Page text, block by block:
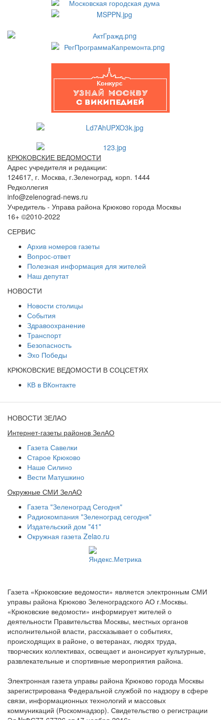
КРЮКОВСКИЕ ВЕДОМОСТИ
Адрес учредителя и редакции:
124617, г. Москва, г.Зеленоград, корп. 1444
Редколлегия
info@zelenograd-news.ru
Учредитель - Управа района Крюково города Москвы
16+ ©2010-2022
СЕРВИС
Архив номеров газеты
Вопрос-ответ
Полезная информация для жителей
Наш депутат
НОВОСТИ
Новости столицы
События
Здравоохранение
Транспорт
Безопасность
Эхо Победы
КРЮКОВСКИЕ ВЕДОМОСТИ В СОЦСЕТЯХ
КВ в ВКонтакте
НОВОСТИ ЗЕЛАО
Интернет-газеты районов ЗелАО
Газета Савелки
Старое Крюково
Наше Силино
Вести Матушкино
Окружные СМИ ЗелАО
Газета "Зеленоград Сегодня"
Радиокомпания "Зеленоград сегодня"
Издательский дом "41"
Окружная газета Zelao.ru
Газета «Крюковские ведомости» является электронным СМИ
управы района Крюково Зеленоградского АО г.Москвы.
«Крюковские ведомости» информирует жителей о
деятельности Правительства Москвы, местных органов
исполнительной власти, рассказывает о событиях,
происходящих в районе, о ветеранах, людях труда,
творческих коллективах, освещает и анонсирует культурные,
развлекательные и спортивные мероприятия района.
Электронная газета управы района Крюково города Москвы
зарегистрирована Федеральной службой по надзору в сфере
связи, информационных технологий и массовых
коммуникаций (Роскомнадзор). Свидетельство о регистрации